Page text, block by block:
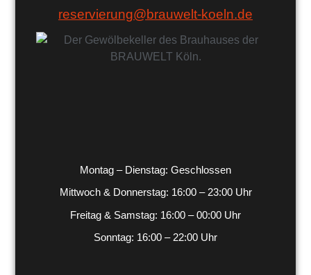
reservierung@brauwelt-koeln.de
Montag – Dienstag: Geschlossen
Mittwoch & Donnerstag: 16:00 – 23:00 Uhr
Freitag & Samstag: 16:00 – 00:00 Uhr
Sonntag: 16:00 – 22:00 Uhr